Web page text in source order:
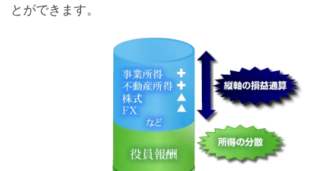
とができます。